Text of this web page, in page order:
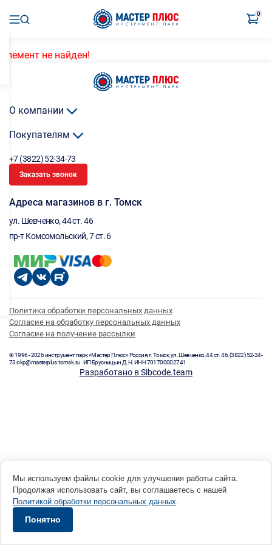
0
Элемент не найден!
О компании
Покупателям
+7 (3822) 52-34-73
Заказать звонок
Адреса магазинов в г. Томск
ул. Шевченко, 44 ст. 46
пр-т Комсомольский, 7 ст. 6
Политика обработки персональных данных
Согласие на обработку персональных данных
Согласие на получение рассылки
© 1996 - 2026 инструмент парк «Мастер Плюс» Россия, г. Томск, ул. Шевченко, 44 ст. 46, (3822) 52-34-
73 okp@masterplus.tomsk.ru ИП Брусницын Д.Н. ИНН 701700002741
Разработано в Sibcode.team
Мы используем файлы cookie для улучшения работы сайта.
Продолжая использовать сайт, вы соглашаетесь с нашей
Политикой обработки персональных данных.
Понятно